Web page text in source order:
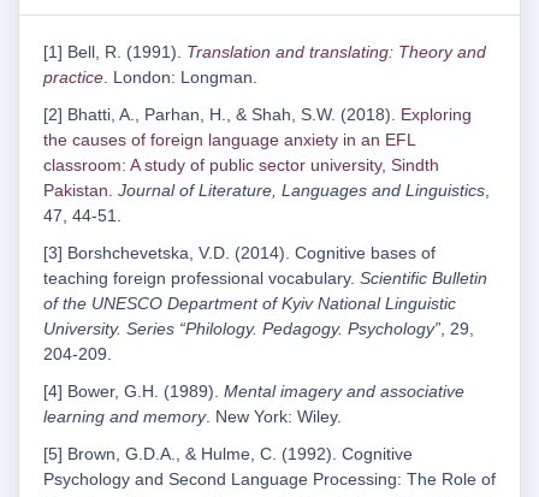
[1] Bell, R. (1991). Translation and translating: Theory and
practice. London: Longman.
[2] Bhatti, A., Parhan, H., & Shah, S.W. (2018). Exploring
the causes of foreign language anxiety in an EFL
classroom: A study of public sector university, Sindth
Pakistan. Journal of Literature, Languages and Linguistics,
47, 44-51.
[3] Borshchevetska, V.D. (2014). Cognitive bases of
teaching foreign professional vocabulary. Scientific Bulletin
of the UNESCO Department of Kyiv National Linguistic
University. Series “Philology. Pedagogy. Psychology”, 29,
204-209.
[4] Bower, G.H. (1989). Mental imagery and associative
learning and memory. New York: Wiley.
[5] Brown, G.D.A., & Hulme, C. (1992). Cognitive
Psychology and Second Language Processing: The Role of